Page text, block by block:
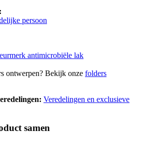
persoon
antimicrobiële lak
ontwerpen? Bekijk onze folders
Veredelingen en exclusieve
samen